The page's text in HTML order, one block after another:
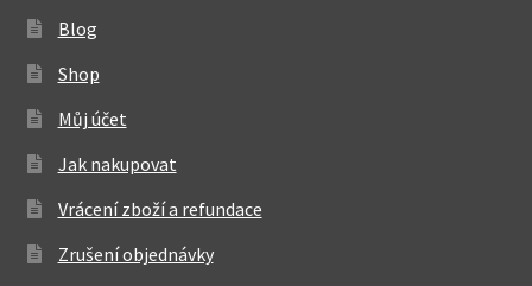
Blog
Shop
Můj účet
Jak nakupovat
Vrácení zboží a refundace
Zrušení objednávky